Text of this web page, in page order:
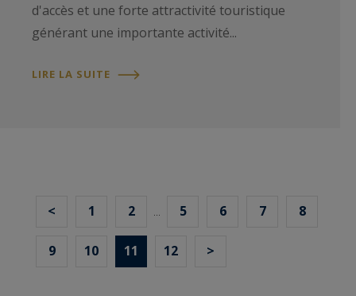
d'accès et une forte attractivité touristique
générant une importante activité...
LIRE LA SUITE
< 1 2 5 6 7 8
9 10 11 12 >